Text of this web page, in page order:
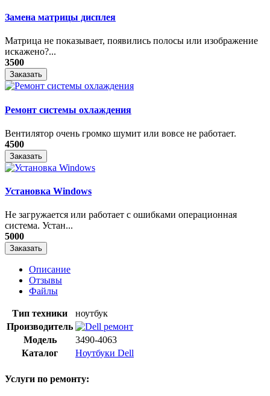
Замена матрицы дисплея
Матрица не показывает, появились полосы или изображение
искажено?...
3500
Заказать
Ремонт системы охлаждения
Вентилятор очень громко шумит или вовсе не работает.
4500
Заказать
Установка Windows
Не загружается или работает с ошибками операционная
система. Устан...
5000
Заказать
Описание
Отзывы
Файлы
Тип техники
ноутбук
Производитель
Модель
3490-4063
Каталог
Ноутбуки Dell
Услуги по ремонту: